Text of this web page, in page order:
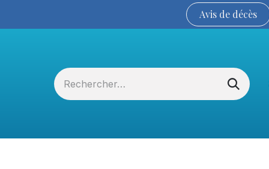
Avis de décès